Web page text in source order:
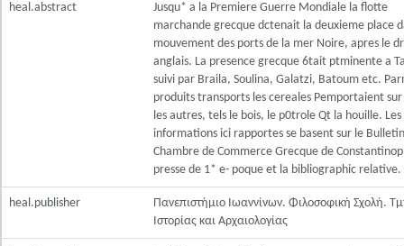
heal.abstract
Jusqu* a la Premiere Guerre Mondiale la flotte
marchande grecque dctenait la deuxieme place
mouvement des ports de la mer Noire, apres le
anglais. La presence grecque 6tait ptminente a
suivi par Braila, Soulina, Galatzi, Batoum etc.
produits transports les cereales Pemportaient
les autres, tels le bois, le p0trole Qt la houille. Les
informations ici rapportes se basent sur le
Chambre de Commerce Grecque de
presse de 1* e- poque et la bibliographic relative.
heal.publisher
Πανεπιστήμιο Ιωαννίνων. Φιλοσοφική Σχολή.
Ιστορίας και Αρχαιολογίας